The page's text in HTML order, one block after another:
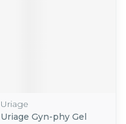
Uriage
Uriage Gyn-phy Gel